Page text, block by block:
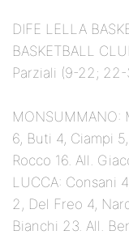
DIFE
BASKETBALL
Parziali (9-22;
MONSUMMANO:
6, Buti 4, Ciampi
Rocco 16. All.
LUCCA: Consani
2, Del Freo 4,
Bianchi 23. All.